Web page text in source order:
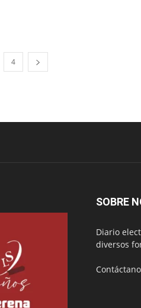
4
SOBRE
Diario
diversos